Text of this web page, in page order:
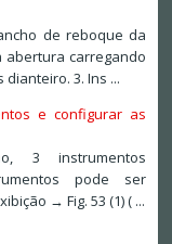
de reboque da
abertura carregando
3. Ins ...
e configurar as
3 instrumentos
pode ser
→ Fig. 53 (1) ( ...